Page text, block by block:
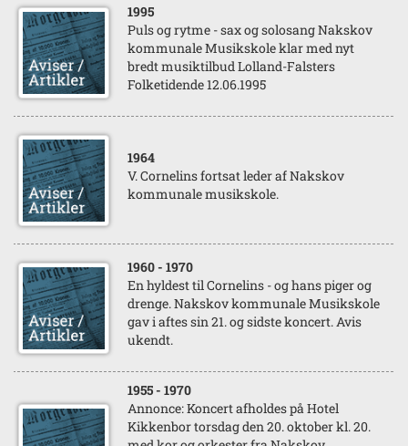
1995
Puls og rytme - sax og solosang Nakskov
kommunale Musikskole klar med nyt
bredt musiktilbud Lolland-Falsters
Folketidende 12.06.1995
1964
V. Cornelins fortsat leder af Nakskov
kommunale musikskole.
1960 - 1970
En hyldest til Cornelins - og hans piger og
drenge. Nakskov kommunale Musikskole
gav i aftes sin 21. og sidste koncert. Avis
ukendt.
1955 - 1970
Annonce: Koncert afholdes på Hotel
Kikkenbor torsdag den 20. oktober kl. 20.